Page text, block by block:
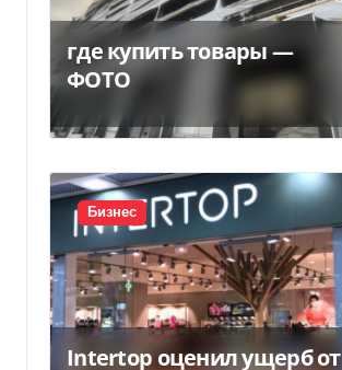
где купить товары —
ФОТО
Бизнес
Intertop оценил ущерб от